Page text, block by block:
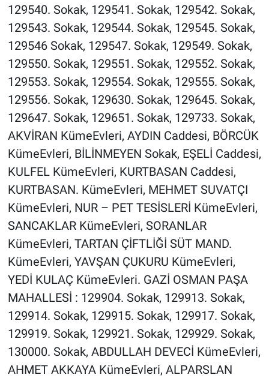
129540. Sokak, 129541. Sokak, 129542. Sokak,
129543. Sokak, 129544. Sokak, 129545. Sokak,
129546 Sokak, 129547. Sokak, 129549. Sokak,
129550. Sokak, 129551. Sokak, 129552. Sokak,
129553. Sokak, 129554. Sokak, 129555. Sokak,
129556. Sokak, 129630. Sokak, 129645. Sokak,
129647. Sokak, 129651. Sokak, 129733. Sokak,
AKVİRAN KümeEvleri, AYDIN Caddesi, BÖRCÜK
KümeEvleri, BİLİNMEYEN Sokak, EŞELİ Caddesi,
KULFEL KümeEvleri, KURTBASAN Caddesi,
KURTBASAN. KümeEvleri, MEHMET SUVATÇI
KümeEvleri, NUR – PET TESİSLERİ KümeEvleri,
SANCAKLAR KümeEvleri, SORANLAR
KümeEvleri, TARTAN ÇİFTLİĞİ SÜT MAND.
KümeEvleri, YAVŞAN ÇUKURU KümeEvleri,
YEDİ KULAÇ KümeEvleri. GAZİ OSMAN PAŞA
MAHALLESİ : 129904. Sokak, 129913. Sokak,
129914. Sokak, 129915. Sokak, 129917. Sokak,
129919. Sokak, 129921. Sokak, 129929. Sokak,
130000. Sokak, ABDULLAH DEVECİ KümeEvleri,
AHMET AKKAYA KümeEvleri, ALPARSLAN